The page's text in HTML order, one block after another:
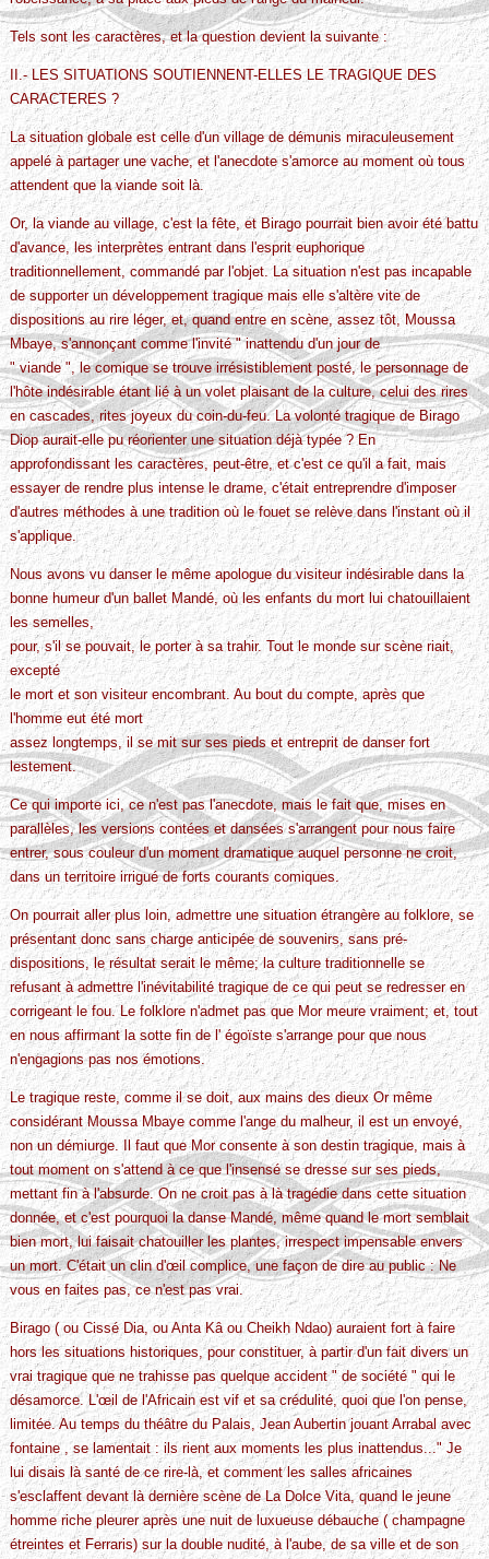
Tels sont les caractères, et la question devient la suivante :
II.- LES SITUATIONS SOUTIENNENT-ELLES LE TRAGIQUE DES
CARACTERES ?
La situation globale est celle d'un village de démunis miraculeusement
appelé à partager une vache, et l'anecdote s'amorce au moment où tous
attendent que la viande soit là.
Or, la viande au village, c'est la fête, et Birago pourrait bien avoir été battu
d'avance, les interprètes entrant dans l'esprit euphorique
traditionnellement, commandé par l'objet. La situation n'est pas incapable
de supporter un développement tragique mais elle s'altère vite de
dispositions au rire léger, et, quand entre en scène, assez tôt, Moussa
Mbaye, s'annonçant comme l'invité " inattendu d'un jour de
" viande ", le comique se trouve irrésistiblement posté, le personnage de
l'hôte indésirable étant lié à un volet plaisant de la culture, celui des rires
en cascades, rites joyeux du coin-du-feu. La volonté tragique de Birago
Diop aurait-elle pu réorienter une situation déjà typée ? En
approfondissant les caractères, peut-être, et c'est ce qu'il a fait, mais
essayer de rendre plus intense le drame, c'était entreprendre d'imposer
d'autres méthodes à une tradition où le fouet se relève dans l'instant où il
s'applique.
Nous avons vu danser le même apologue du visiteur indésirable dans la
bonne humeur d'un ballet Mandé, où les enfants du mort lui chatouillaient
les semelles,
pour, s'il se pouvait, le porter à sa trahir. Tout le monde sur scène riait,
excepté
le mort et son visiteur encombrant. Au bout du compte, après que
l'homme eut été mort
assez longtemps, il se mit sur ses pieds et entreprit de danser fort
lestement.
Ce qui importe ici, ce n'est pas l'anecdote, mais le fait que, mises en
parallèles, les versions contées et dansées s'arrangent pour nous faire
entrer, sous couleur d'un moment dramatique auquel personne ne croit,
dans un territoire irrigué de forts courants comiques.
On pourrait aller plus loin, admettre une situation étrangère au folklore, se
présentant donc sans charge anticipée de souvenirs, sans pré-
dispositions, le résultat serait le même; la culture traditionnelle se
refusant à admettre l'inévitabilité tragique de ce qui peut se redresser en
corrigeant le fou. Le folklore n'admet pas que Mor meure vraiment; et, tout
en nous affirmant la sotte fin de l' égoïste s'arrange pour que nous
n'engagions pas nos émotions.
Le tragique reste, comme il se doit, aux mains des dieux Or même
considérant Moussa Mbaye comme l'ange du malheur, il est un envoyé,
non un démiurge. Il faut que Mor consente à son destin tragique, mais à
tout moment on s'attend à ce que l'insensé se dresse sur ses pieds,
mettant fin à l'absurde. On ne croit pas à là tragédie dans cette situation
donnée, et c'est pourquoi la danse Mandé, même quand le mort semblait
bien mort, lui faisait chatouiller les plantes, irrespect impensable envers
un mort. C'était un clin d'œil complice, une façon de dire au public : Ne
vous en faites pas, ce n'est pas vrai.
Birago ( ou Cissé Dia, ou Anta Kâ ou Cheikh Ndao) auraient fort à faire
hors les situations historiques, pour constituer, à partir d'un fait divers un
vrai tragique que ne trahisse pas quelque accident " de société " qui le
désamorce. L'œil de l'Africain est vif et sa crédulité, quoi que l'on pense,
limitée. Au temps du théâtre du Palais, Jean Aubertin jouant Arrabal avec
fontaine , se lamentait : ils rient aux moments les plus inattendus..." Je
lui disais là santé de ce rire-là, et comment les salles africaines
s'esclaffent devant là dernière scène de La Dolce Vita, quand le jeune
homme riche pleurer après une nuit de luxueuse débauche ( champagne
étreintes et Ferraris) sur la double nudité, à l'aube, de sa ville et de son